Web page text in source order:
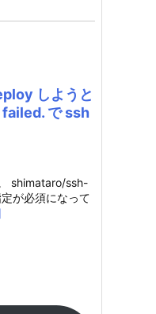
しようと
で ssh
shimataro/ssh-
が必須になって